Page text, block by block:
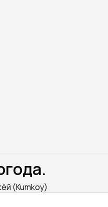
(Kumkoy)